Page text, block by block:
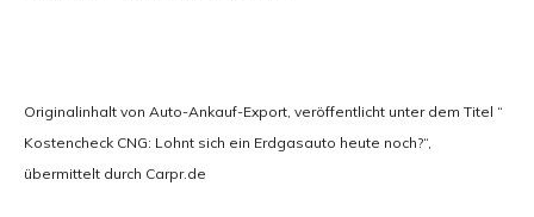
Originalinhalt von Auto-Ankauf-Export, veröffentlicht unter dem Titel “
Kostencheck CNG: Lohnt sich ein Erdgasauto heute noch?“,
übermittelt durch Carpr.de